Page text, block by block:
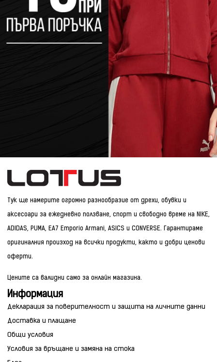
Тук ще намерите огромно разнообразие от дрехи, обувки и
аксесоари за ежедневно ползване, спорт и свободно време на NIKE,
ADIDAS, PUMA, EA7 Emporio Armani, ASICS и CONVERSE. Гарантираме
оригиналния произход на всички продукти, както и добри ценови
оферти.
Цените са валидни само за онлайн магазина.
Информация
Декларация за поверителност и защита на личните данни
Доставка и плащане
Общи условия
Условия за връщане и замяна на стока